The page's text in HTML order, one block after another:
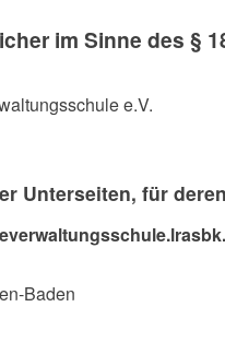
im Sinne des §
e.V.
Unterseiten, für
Baden